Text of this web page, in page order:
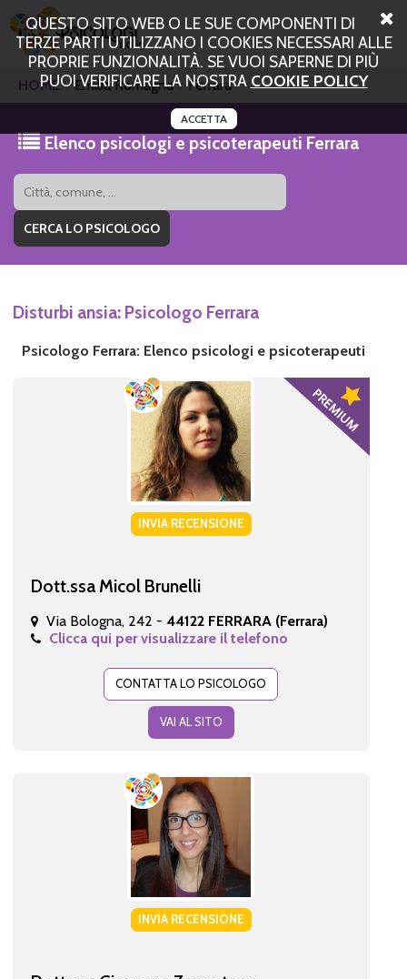
QUESTO SITO WEB O LE SUE COMPONENTI DI
TERZE PARTI UTILIZZANO I COOKIES NECESSARI ALLE
PROPRIE FUNZIONALITÀ. SE VUOI SAPERNE DI PIÙ
PUOI VERIFICARE LA NOSTRA COOKIE POLICY
ACCETTA
HOME Emilia Romagna Ferrara
Elenco psicologi e psicoterapeuti Ferrara
Disturbi ansia: Psicologo Ferrara
Psicologo Ferrara: Elenco psicologi e psicoterapeuti
INVIA RECENSIONE
Dott.ssa Micol Brunelli
Via Bologna, 242 - 44122 FERRARA (Ferrara)
Clicca qui per visualizzare il telefono
CONTATTA LO PSICOLOGO
VAI AL SITO
INVIA RECENSIONE